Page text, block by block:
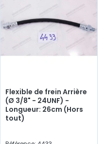
Flexible de frein Arrière
(Ø 3/8" - 24UNF) -
Longueur: 26cm (Hors
tout)